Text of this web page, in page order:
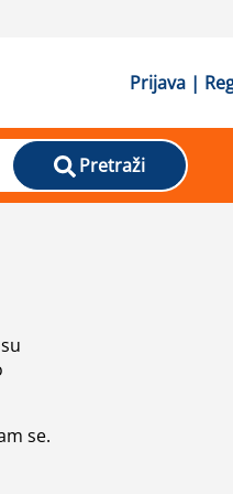
Prijava |
Pretraži
se.